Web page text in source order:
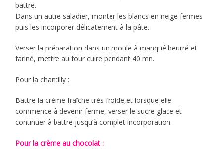
battre.
Dans un autre saladier, monter les blancs en neige fermes
puis les incorporer délicatement à la pâte.
Verser la préparation dans un moule à manqué beurré et
fariné, mettre au four cuire pendant 40 mn.
Pour la chantilly :
Battre la crème fraîche très froide,et lorsque elle
commence à devenir ferme, verser le sucre glace et
continuer à battre jusqu’à complet incorporation.
Pour la crème au chocolat :